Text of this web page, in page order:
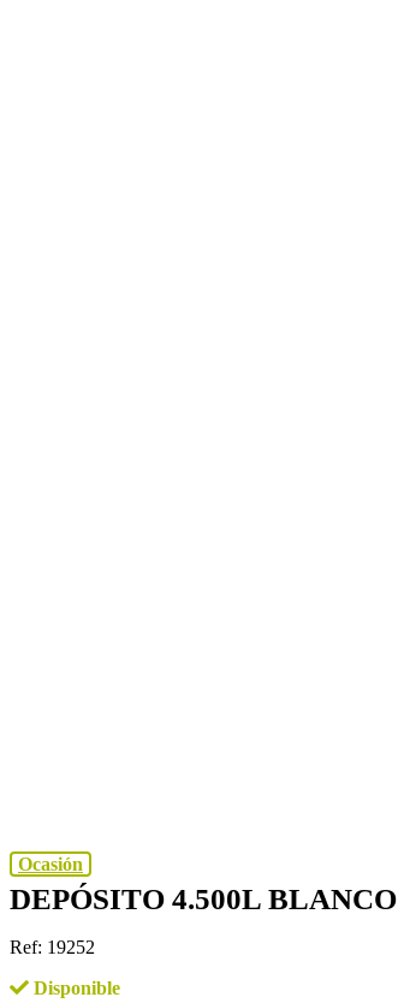
Ocasión
DEPÓSITO 4.500L BLANCO
Ref: 19252
Disponible